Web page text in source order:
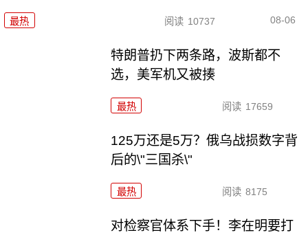
最热 阅读 10737 08-06
特朗普扔下两条路，波斯都不
选，美军机又被揍
最热 阅读 17659
125万还是5万？俄乌战损数字背
后的\"三国杀\"
最热 阅读 8175
对检察官体系下手！李在明要打